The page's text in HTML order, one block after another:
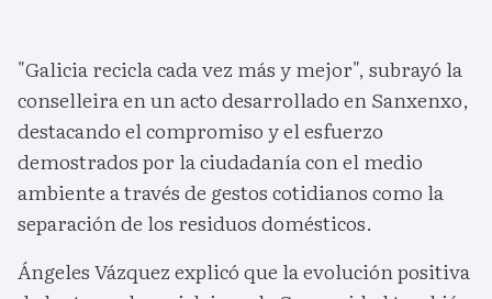
"Galicia recicla cada vez más y mejor", subrayó la
conselleira en un acto desarrollado en Sanxenxo,
destacando el compromiso y el esfuerzo
demostrados por la ciudadanía con el medio
ambiente a través de gestos cotidianos como la
separación de los residuos domésticos.
Ángeles Vázquez explicó que la evolución positiva